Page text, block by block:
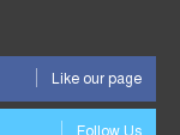
Like our page
Follow Us